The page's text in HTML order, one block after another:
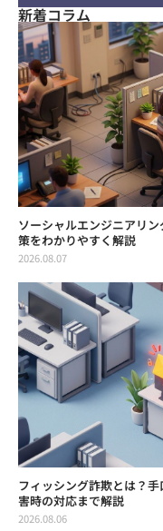
新着コラム
ソーシャルエンジニアリ
策をわかりやすく解説
2026.08.07
フィッシング詐欺とは？
害時の対応まで解説
2026.08.06